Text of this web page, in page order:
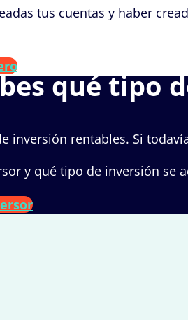
tus cuentas y haber
qué tipo
inversión rentables. Si
y qué tipo de inversión se